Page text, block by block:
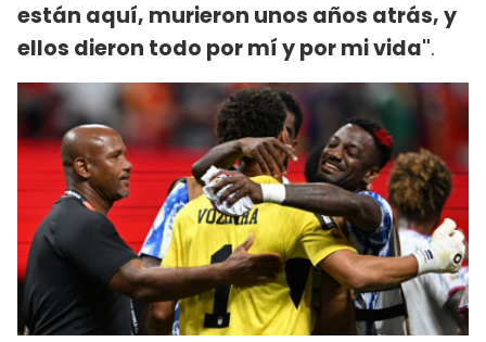
están aquí, murieron unos años atrás, y
ellos dieron todo por mí y por mi vida".